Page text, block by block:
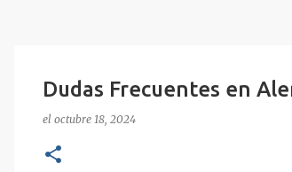
Dudas Frecuentes en
el octubre 18, 2024